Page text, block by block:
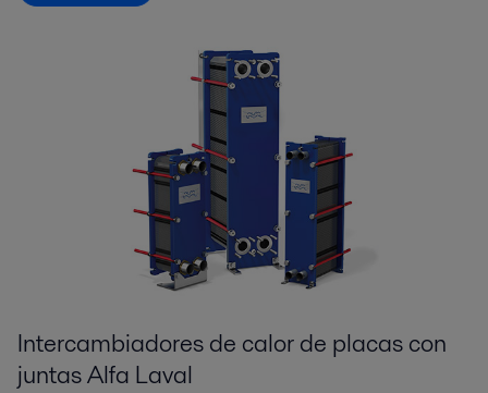
Intercambiadores de calor de placas con
juntas Alfa Laval